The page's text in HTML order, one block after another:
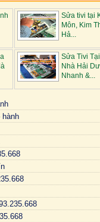
Sửa tivi tại
Môn, Kim
Hả...
Sửa Tivi Tại
Nhà Hải
Nhanh &...